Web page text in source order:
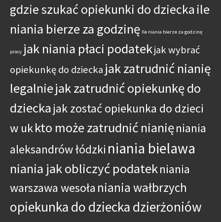
gdzie szukać opiekunki do dziecka ile
niania bierze za godzinę Ile niania bierze za godzinę
pracy jak niania płaci podatekjak wybrać
opiekunkę do dziecka jak zatrudnić nianię
legalniejak zatrudnić opiekunkę do
dzieckajak zostać opiekunka do dzieci
w ukkto może zatrudnić nianięniania
aleksandrów łódzki niania bielawa
niania jak obliczyć podatekniania
warszawa wesoła niania wałbrzych
opiekunka do dziecka dzierżoniów